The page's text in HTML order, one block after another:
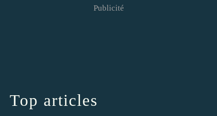
Publicité
Top articles